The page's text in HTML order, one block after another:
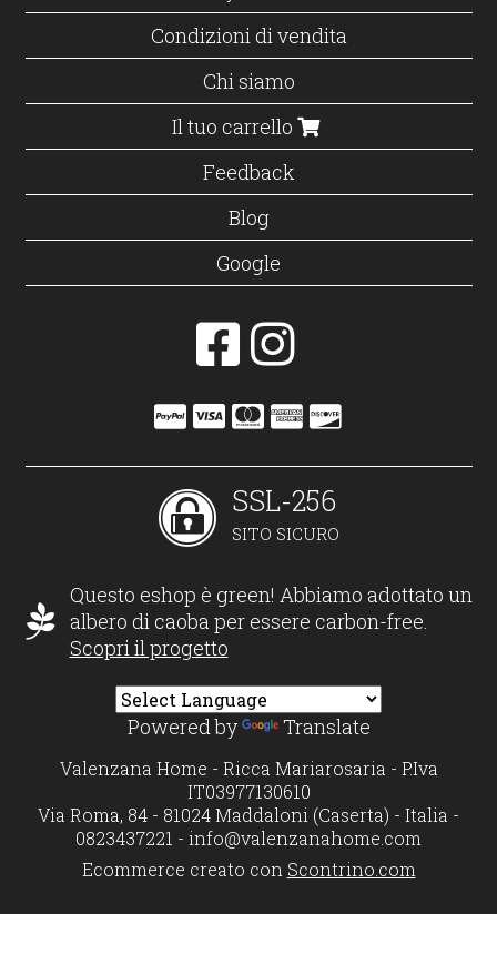
Condizioni di vendita
Chi siamo
Il tuo carrello
Feedback
Blog
Google
SSL-256
SITO SICURO
Questo eshop è green! Abbiamo adottato un
albero di caoba per essere carbon-free.
Scopri il progetto
Powered by Translate
Valenzana Home - Ricca Mariarosaria - P.Iva
IT03977130610
Via Roma, 84 - 81024 Maddaloni (Caserta) - Italia -
0823437221 - info@valenzanahome.com
Ecommerce creato con Scontrino.com